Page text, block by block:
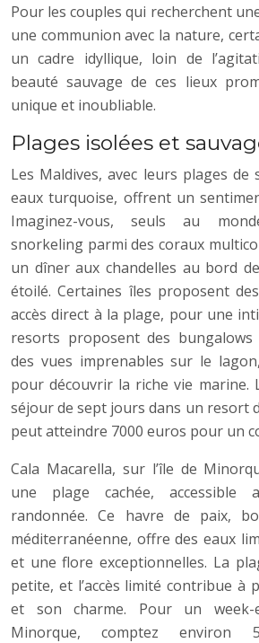
Pour les couples qui recherchent
une communion avec la nature,
un cadre idyllique, loin de
beauté sauvage de ces lieux
unique et inoubliable.
Plages isolées et
Les Maldives, avec leurs plages de
eaux turquoise, offrent un
Imaginez-vous, seuls au
snorkeling parmi des coraux
un dîner aux chandelles au bord
étoilé. Certaines îles proposent
accès direct à la plage, pour une
resorts proposent des
des vues imprenables sur le
pour découvrir la riche vie marine.
séjour de sept jours dans un resort
peut atteindre 7000 euros pour un
Cala Macarella, sur l’île de
une plage cachée, accessible
randonnée. Ce havre de paix,
méditerranéenne, offre des eaux
et une flore exceptionnelles. La
petite, et l’accès limité contribue à
et son charme. Pour un week-
Minorque, comptez environ